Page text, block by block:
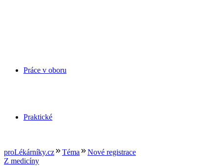
Práce v oboru
Praktické
proLékárníky.cz Téma
Nové registrace
Z medicíny